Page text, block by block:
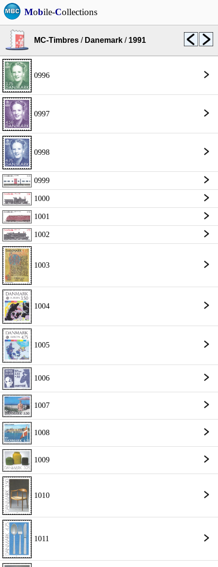
Mobile-Collections
MC-Timbres / Danemark / 1991
0996
0997
0998
0999
1000
1001
1002
1003
1004
1005
1006
1007
1008
1009
1010
1011